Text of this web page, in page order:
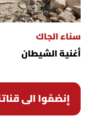
سناء الجاك
أغنية الشيطان
إنضمّوا الى